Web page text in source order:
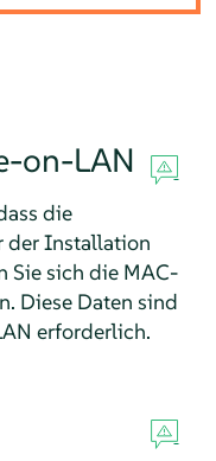
on-LAN
die
der Installation
Sie sich die MAC-
Diese Daten sind
erforderlich.